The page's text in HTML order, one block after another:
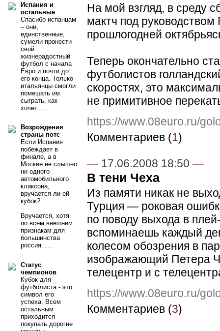
Испания и
остальные
Спасибо испанцам
– они,
единственные,
сумели пронести
свой
жизнерадостный
футбол с начала
Евро и почти до
его конца. Только
итальянцы смогли
помешать им
сыграть, как
хочет......
Возрождения
страны потс
Если Испания
побеждает в
финале, а в
Москве не слышно
ни одного
автомобильного
клаксона,
вручается ли ей
кубок?
Вручается, хотя
по всем внешним
признакам для
большинства
россия......
Статус
чемпионов
Кубок для
футболиста - это
символ его
успеха. Всем
остальным
приходится
покупать дорогие
На мой взгляд, в среду
мактч под
прошлогодней
Теперь окончательно
футболистов
скоростях, это
не примитивное
https://www.08euro.ru/
Комментариев (1)
— 17.06.2008 18:50 —
В тени Чеха
Из памяти никак не
Турция — роковая
по поводу выхода в
вспоминаешь каждый
колесом обозрения в
изображающий Петера
телецентр и с
https://www.08euro.ru/
Комментариев (3)